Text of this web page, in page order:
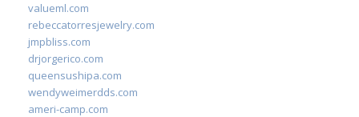
valueml.com
rebeccatorresjewelry.com
jmpbliss.com
drjorgerico.com
queensushipa.com
wendyweimerdds.com
ameri-camp.com